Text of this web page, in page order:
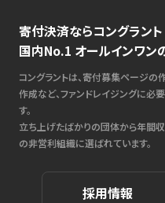
寄付決済ならコングラント
国内No.1 オールインワン
コングラントは、寄付募集ページの
作成など、ファンドレイジングに必
す。
立ち上げたばかりの団体から年間
の非営利組織に選ばれています。
採用情報